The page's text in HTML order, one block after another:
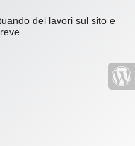
dei lavori sul sito e